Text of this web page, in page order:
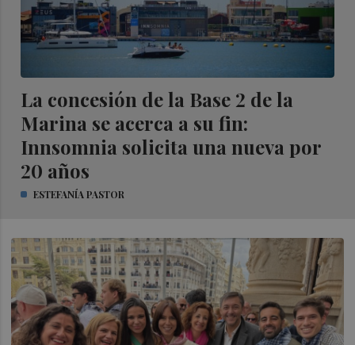
La concesión de la Base 2 de la
Marina se acerca a su fin:
Innsomnia solicita una nueva por
20 años
ESTEFANÍA PASTOR